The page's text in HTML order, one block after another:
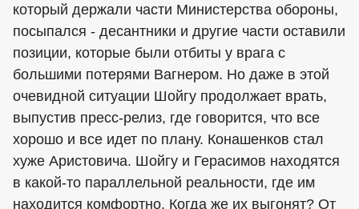
который держали части Министерства обороны,
посыпался - десантники и другие части оставили
позиции, которые были отбиты у врага с
большими потерями Вагнером. Но даже в этой
очевидной ситуации Шойгу продолжает врать,
выпустив пресс-релиз, где говорится, что все
хорошо и все идет по плану. Конашенков стал
хуже Аристовича. Шойгу и Герасимов находятся
в какой-то параллельной реальности, где им
находится комфортно. Когда же их выгонят? От